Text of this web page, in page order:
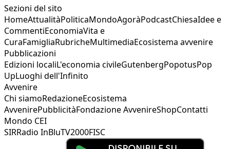
Sezioni del sito
HomeAttualitàPoliticaMondoAgoràPodcastChiesaIdee e
CommentiEconomiaVita e
CuraFamigliaRubricheMultimediaEcosistema avvenire
Pubblicazioni
Edizioni localiL'economia civileGutenbergPopotusPop
UpLuoghi dell'Infinito
Avvenire
Chi siamoRedazioneEcosistema
AvvenirePubblicitàFondazione AvvenireShopContatti
Mondo CEI
SIRRadio InBluTV2000FISC